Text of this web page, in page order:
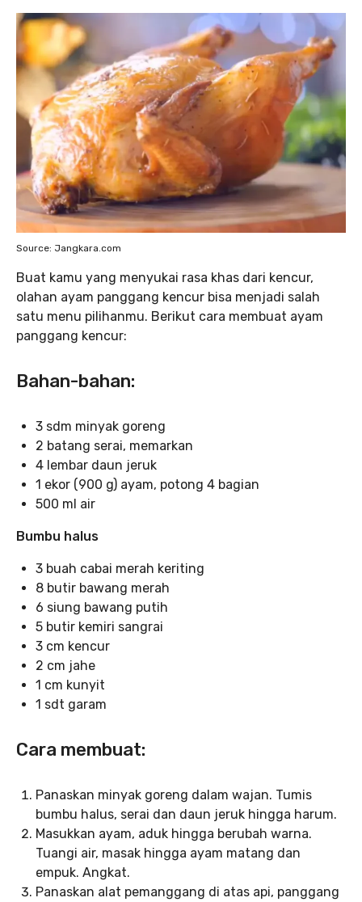
Source: Jangkara.com
Buat kamu yang menyukai rasa khas dari kencur,
olahan ayam panggang kencur bisa menjadi salah
satu menu pilihanmu. Berikut cara membuat ayam
panggang kencur:
Bahan-bahan:
3 sdm minyak goreng
2 batang serai, memarkan
4 lembar daun jeruk
1 ekor (900 g) ayam, potong 4 bagian
500 ml air
Bumbu halus
3 buah cabai merah keriting
8 butir bawang merah
6 siung bawang putih
5 butir kemiri sangrai
3 cm kencur
2 cm jahe
1 cm kunyit
1 sdt garam
Cara membuat:
Panaskan minyak goreng dalam wajan. Tumis
bumbu halus, serai dan daun jeruk hingga harum.
Masukkan ayam, aduk hingga berubah warna.
Tuangi air, masak hingga ayam matang dan
empuk. Angkat.
Panaskan alat pemanggang di atas api, panggang